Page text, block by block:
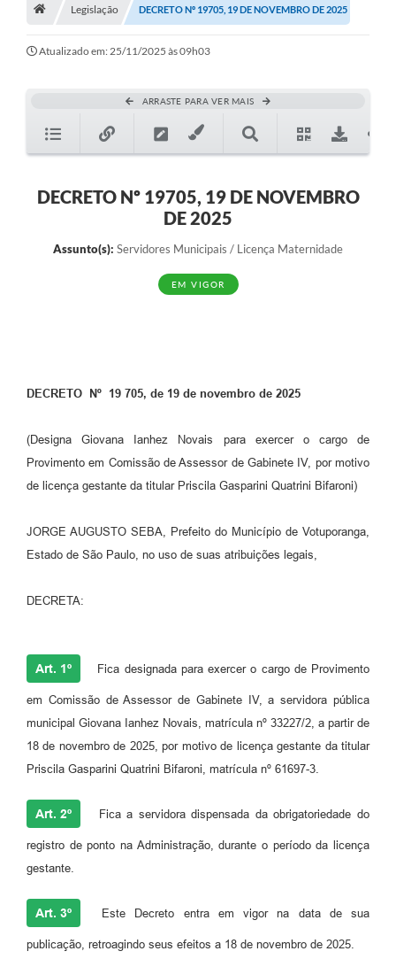
A História
Galeria de Fotos
Concursos
Legislação
Transparência
Audiências Públicas
Editais
Telefones Úteis
Agenda
Contato
Legislação DECRETO Nº 19705, 19 DE NOVEMBRO DE 2025
Atualizado em: 25/11/2025 às 09h03
ARRASTE PARA VER MAIS
DECRETO Nº 19705, 19 DE NOVEMBRO
DE 2025
Assunto(s): Servidores Municipais / Licença Maternidade
EM VIGOR
DECRETO Nº 19 705, de 19 de novembro de 2025
(Designa Giovana Ianhez Novais para exercer o cargo de
Provimento em Comissão de Assessor de Gabinete IV, por motivo
de licença gestante da titular Priscila Gasparini Quatrini Bifaroni)
JORGE AUGUSTO SEBA, Prefeito do Município de Votuporanga,
Estado de São Paulo, no uso de suas atribuições legais,
DECRETA:
Art. 1º Fica designada para exercer o cargo de Provimento
em Comissão de Assessor de Gabinete IV, a servidora pública
municipal Giovana Ianhez Novais, matrícula nº 33227/2, a partir de
18 de novembro de 2025, por motivo de licença gestante da titular
Priscila Gasparini Quatrini Bifaroni, matrícula nº 61697-3.
Art. 2º Fica a servidora dispensada da obrigatoriedade do
registro de ponto na Administração, durante o período da licença
gestante.
Art. 3º Este Decreto entra em vigor na data de sua
publicação, retroagindo seus efeitos a 18 de novembro de 2025.